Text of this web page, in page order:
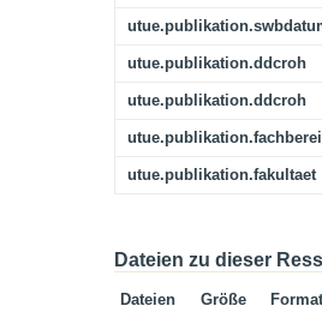
utue.publikation.ddcroh
utue.publikation.ddcroh
utue.publikation.fakultaet
Dateien zu dieser
Dateien Größe
Format